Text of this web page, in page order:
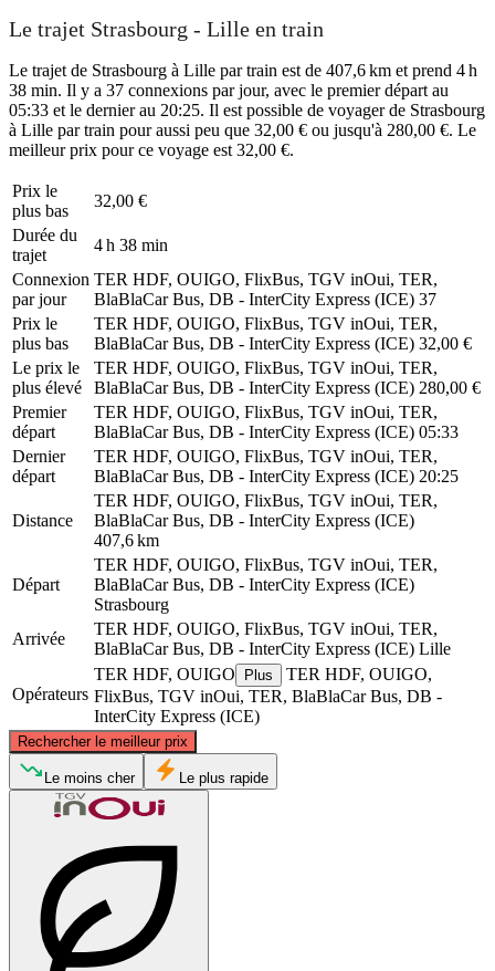
Le trajet Strasbourg - Lille en train
Le trajet de Strasbourg à Lille par train est de 407,6 km et prend 4 h
38 min. Il y a 37 connexions par jour, avec le premier départ au
05:33 et le dernier au 20:25. Il est possible de voyager de Strasbourg
à Lille par train pour aussi peu que 32,00 € ou jusqu'à 280,00 €. Le
meilleur prix pour ce voyage est 32,00 €.
Prix ​​le
plus bas
32,00 €
Durée du
trajet
4 h 38 min
Connexion
par jour
TER HDF, OUIGO, FlixBus, TGV inOui, TER,
BlaBlaCar Bus, DB - InterCity Express (ICE) 37
Prix ​​le
plus bas
TER HDF, OUIGO, FlixBus, TGV inOui, TER,
BlaBlaCar Bus, DB - InterCity Express (ICE) 32,00 €
Le prix le
plus élevé
TER HDF, OUIGO, FlixBus, TGV inOui, TER,
BlaBlaCar Bus, DB - InterCity Express (ICE) 280,00 €
Premier
départ
TER HDF, OUIGO, FlixBus, TGV inOui, TER,
BlaBlaCar Bus, DB - InterCity Express (ICE) 05:33
Dernier
départ
TER HDF, OUIGO, FlixBus, TGV inOui, TER,
BlaBlaCar Bus, DB - InterCity Express (ICE) 20:25
Distance
TER HDF, OUIGO, FlixBus, TGV inOui, TER,
BlaBlaCar Bus, DB - InterCity Express (ICE)
407,6 km
Départ
TER HDF, OUIGO, FlixBus, TGV inOui, TER,
BlaBlaCar Bus, DB - InterCity Express (ICE)
Strasbourg
Arrivée
TER HDF, OUIGO, FlixBus, TGV inOui, TER,
BlaBlaCar Bus, DB - InterCity Express (ICE) Lille
Opérateurs
TER HDF, OUIGO Plus
TER HDF, OUIGO,
FlixBus, TGV inOui, TER, BlaBlaCar Bus, DB -
InterCity Express (ICE)
Rechercher le meilleur prix
Lille
©
Le moins cher Le plus rapide